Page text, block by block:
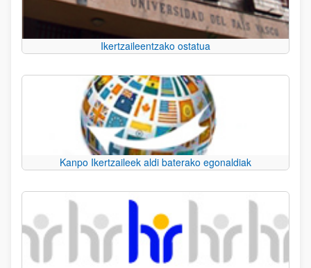
Ikertzaileentzako ostatua
Kanpo Ikertzaileek aldi baterako egonaldiak